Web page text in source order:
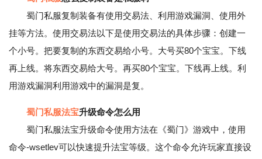
蜀门私服复制装备有使用交易法、利用游戏漏洞、使用外
挂等方法。使用交易法以下是使用交易法的具体步骤：创建一
个小号。把要复制的东西交易给小号。大号买80个宝宝。下线
再上线。将东西交易给大号。再买80个宝宝。下线再上线。利
用游戏漏洞利用游戏中的漏洞是复。
蜀门私服法宝升级命令怎么用
蜀门私服法宝升级命令使用方法在《蜀门》游戏中，使用
命令-wsetlev可以快速提升法宝等级。这个命令允许玩家直接设